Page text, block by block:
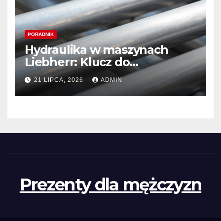
PORADNIK
Hydraulika w maszynach
Liebherr: Klucz do
niezawodności i optymalnej
wydajności
21 LIPCA, 2026 ADMIN
Prezenty dla mężczyzn